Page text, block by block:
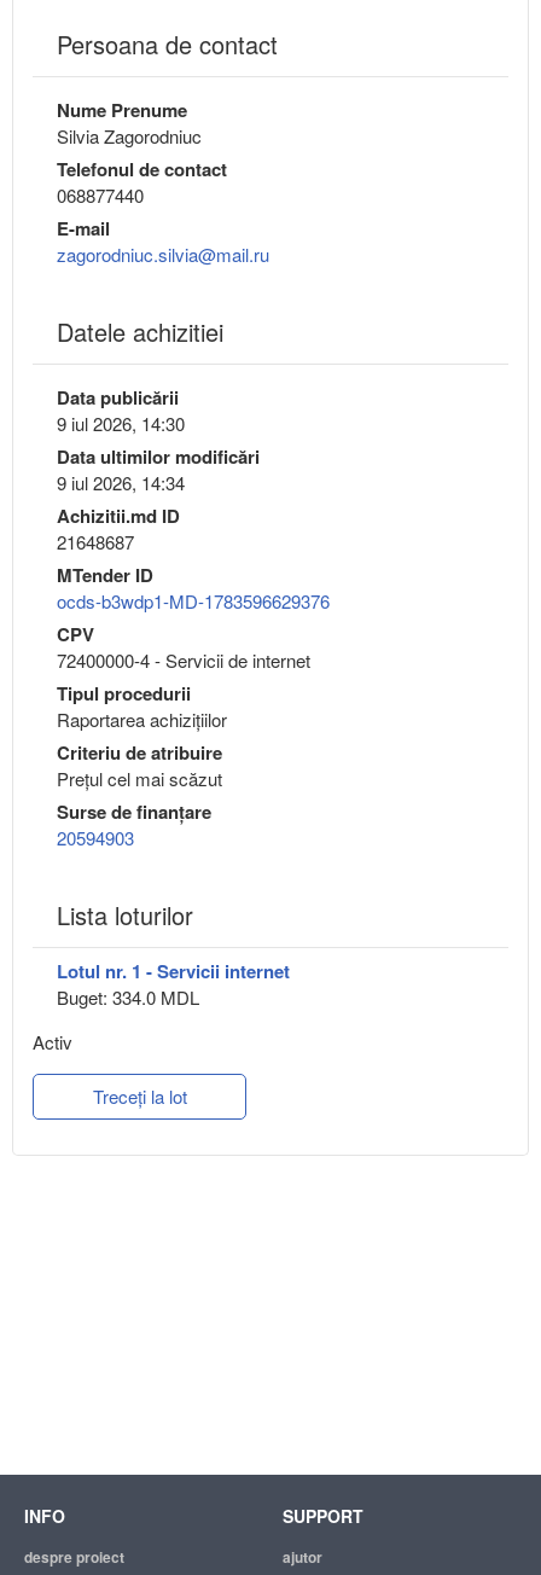
Persoana de contact
Nume Prenume
Silvia Zagorodniuc
Telefonul de contact
068877440
E-mail
zagorodniuc.silvia@mail.ru
Datele achizitiei
Data publicării
9 iul 2026, 14:30
Data ultimilor modificări
9 iul 2026, 14:34
Achizitii.md ID
21648687
MTender ID
ocds-b3wdp1-MD-1783596629376
CPV
72400000-4 - Servicii de internet
Tipul procedurii
Raportarea achizițiilor
Criteriu de atribuire
Preţul cel mai scăzut
Surse de finanțare
20594903
Lista loturilor
Lotul nr. 1 - Servicii internet
Buget: 334.0 MDL
Activ
Treceți la lot
INFO
despre proiect
SUPPORT
ajutor